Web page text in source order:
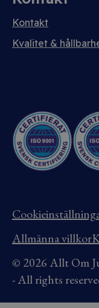
Kontakt
Kvalitet &
Allmänna villkor
© 2026 Allt Om
- All rights